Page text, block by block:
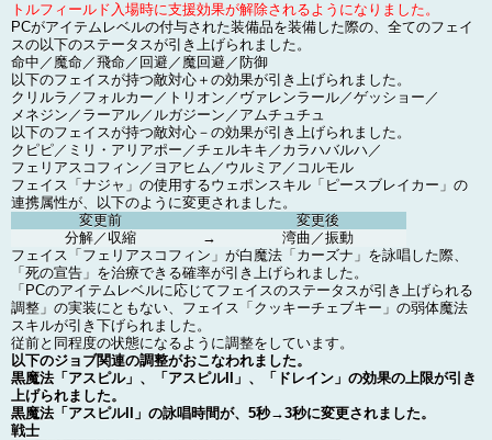
トルフィールド入場時に支援効果が解除されるようになりました。
PCがアイテムレベルの付与された装備品を装備した際の、全てのフェイ
スの以下のステータスが引き上げられました。
命中／魔命／飛命／回避／魔回避／防御
以下のフェイスが持つ敵対心＋の効果が引き上げられました。
クリルラ／フォルカー／トリオン／ヴァレンラール／ゲッショー／
メネジン／ラーアル／ルガジーン／アムチュチュ
以下のフェイスが持つ敵対心－の効果が引き上げられました。
クピピ／ミリ・アリアポー／チェルキキ／カラハバルハ／
フェリアスコフィン／ヨアヒム／ウルミア／コルモル
フェイス「ナジャ」の使用するウェポンスキル「ピースブレイカー」の
連携属性が、以下のように変更されました。
変更前
変更後
分解／収縮
→
湾曲／振動
フェイス「フェリアスコフィン」が白魔法「カーズナ」を詠唱した際、
「死の宣告」を治療できる確率が引き上げられました。
「PCのアイテムレベルに応じてフェイスのステータスが引き上げられる
調整」の実装にともない、フェイス「クッキーチェブキー」の弱体魔法
スキルが引き下げられました。
従前と同程度の状態になるように調整をしています。
以下のジョブ関連の調整がおこなわれました。
黒魔法「アスピル」、「アスピルII」、「ドレイン」の効果の上限が引き
上げられました。
黒魔法「アスピルII」の詠唱時間が、5秒→3秒に変更されました。
戦士